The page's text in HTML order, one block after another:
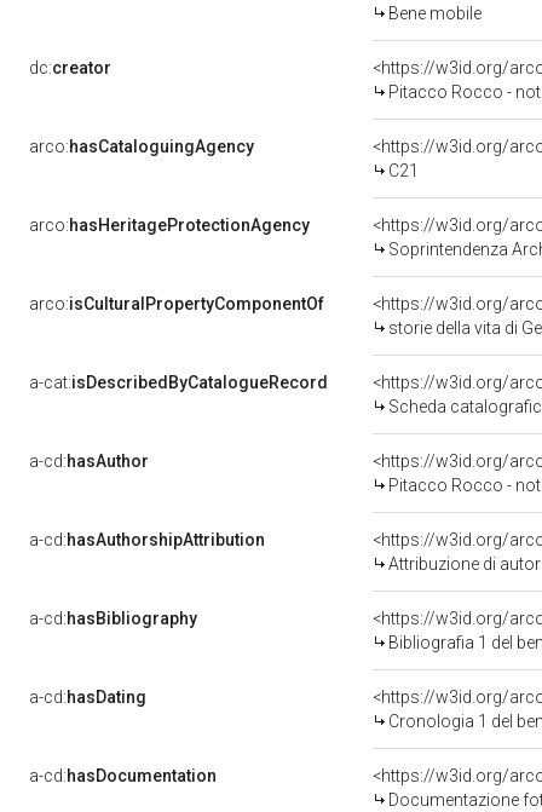
Bene mobile
dc:creator
<https://w3id.org/
Pitacco Rocco -
arco:hasCataloguingAgency
<https://w3id.org/
C21
arco:hasHeritageProtectionAgency
<https://w3id.org/
Soprintendenza
arco:isCulturalPropertyComponentOf
<https://w3id.org/
storie della vita di
a-cat:isDescribedByCatalogueRecord
<https://w3id.org/
Scheda
a-cd:hasAuthor
<https://w3id.org/
Pitacco Rocco -
a-cd:hasAuthorshipAttribution
<https://w3id.org/
Attribuzione di
a-cd:hasBibliography
<https://w3id.org/
Bibliografia 1 del
a-cd:hasDating
<https://w3id.org/
Cronologia 1 del
a-cd:hasDocumentation
Documentazione